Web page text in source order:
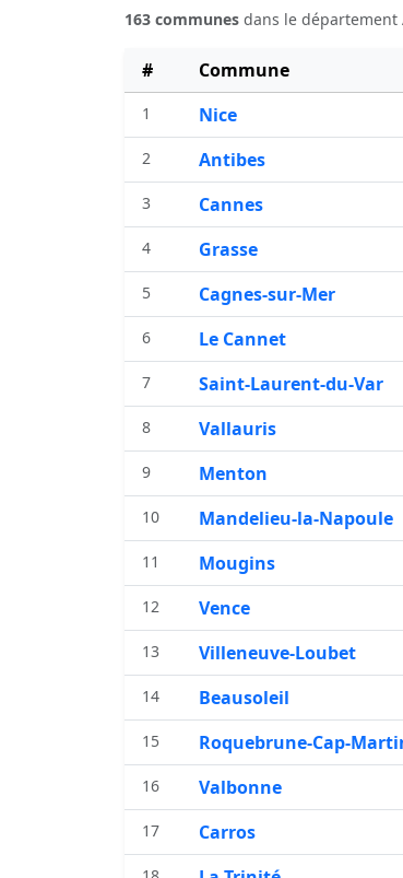
163 communes dans le département
# Commune
1 Nice
2 Antibes
3 Cannes
4 Grasse
5 Cagnes-sur-Mer
6 Le Cannet
7 Saint-Laurent-du-Var
8 Vallauris
9 Menton
10 Mandelieu-la-Napoule
11 Mougins
12 Vence
13 Villeneuve-Loubet
14 Beausoleil
15 Roquebrune-Cap-
16 Valbonne
17 Carros